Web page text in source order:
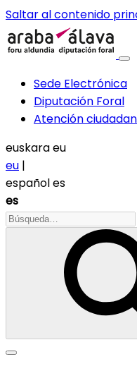
Saltar al contenido
Sede Electrónica
Diputación Foral
Atención
euskaraeu
eu |
españoles
es